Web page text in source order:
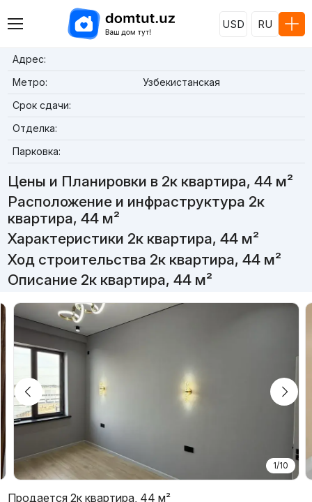
USD RU
Адрес:
Метро:
Узбекистанская
Срок сдачи:
Отделка:
Парковка:
Цены и Планировки в 2к квартира, 44 м²
Расположение и инфраструктура 2к
квартира, 44 м²
Характеристики 2к квартира, 44 м²
Ход строительства 2к квартира, 44 м²
Описание 2к квартира, 44 м²
1/10
Продается 2к квартира, 44 м²